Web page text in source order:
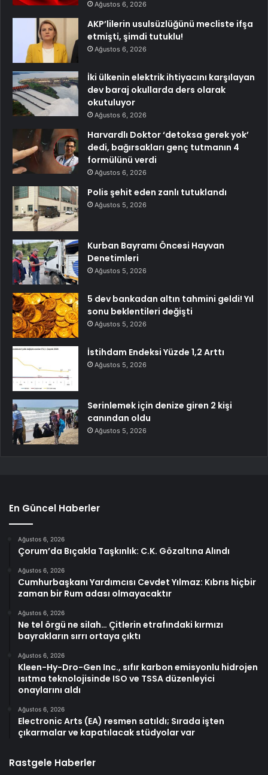
Ağustos 6, 2026
AKP’lilerin usulsüzlüğünü mecliste ifşa
etmişti, şimdi tutuklu!
Ağustos 6, 2026
İki ülkenin elektrik ihtiyacını karşılayan
dev baraj okullarda ders olarak
okutuluyor
Ağustos 6, 2026
Harvardlı Doktor ‘detoksa gerek yok’
dedi, bağırsakları genç tutmanın 4
formülünü verdi
Ağustos 6, 2026
Polis şehit eden zanlı tutuklandı
Ağustos 5, 2026
Kurban Bayramı Öncesi Hayvan
Denetimleri
Ağustos 5, 2026
5 dev bankadan altın tahmini geldi! Yıl
sonu beklentileri değişti
Ağustos 5, 2026
İstihdam Endeksi Yüzde 1,2 Arttı
Ağustos 5, 2026
Serinlemek için denize giren 2 kişi
canından oldu
Ağustos 5, 2026
En Güncel Haberler
Ağustos 6, 2026
Çorum’da Bıçakla Taşkınlık: C.K. Gözaltına Alındı
Ağustos 6, 2026
Cumhurbaşkanı Yardımcısı Cevdet Yılmaz: Kıbrıs hiçbir
zaman bir Rum adası olmayacaktır
Ağustos 6, 2026
Ne tel örgü ne silah… Çitlerin etrafındaki kırmızı
bayrakların sırrı ortaya çıktı
Ağustos 6, 2026
Kleen-Hy-Dro-Gen Inc., sıfır karbon emisyonlu hidrojen
ısıtma teknolojisinde ISO ve TSSA düzenleyici
onaylarını aldı
Ağustos 6, 2026
Electronic Arts (EA) resmen satıldı; Sırada işten
çıkarmalar ve kapatılacak stüdyolar var
Rastgele Haberler